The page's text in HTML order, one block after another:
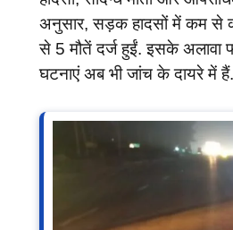
अनुसार, सड़क हादसों में कम से
से 5 मौतें दर्ज हुईं. इसके
घटनाएं अब भी जांच के दायरे में हैं.